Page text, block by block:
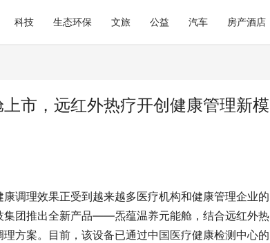
科技 生态环保 文旅 公益 汽车 房产酒店
市，远红外热疗开创健康管理新模
调理效果正受到越来越多医疗机构和健康管理企业的
集团推出全新产品——炁蕴温养元能舱，结合远红外热
方案。目前，该设备已通过中国医疗健康检测中心的